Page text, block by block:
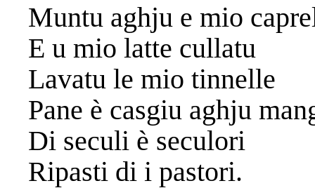
Muntu aghju e mio
E u mio latte cullatu
Lavatu le mio tinnelle
Pane è casgiu aghju
Di seculi è seculori
Ripasti di i pastori.